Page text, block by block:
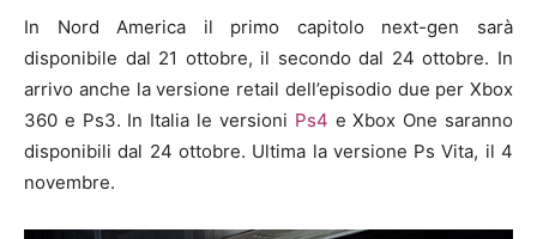
In Nord America il primo capitolo next-gen sarà
disponibile dal 21 ottobre, il secondo dal 24 ottobre. In
arrivo anche la versione retail dell’episodio due per Xbox
360 e Ps3. In Italia le versioni Ps4 e Xbox One saranno
disponibili dal 24 ottobre. Ultima la versione Ps Vita, il 4
novembre.